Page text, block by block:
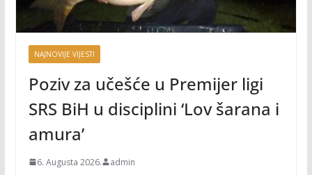
NAJNOVIJE VIJESTI
Poziv za učešće u Premijer ligi
SRS BiH u disciplini ‘Lov šarana i
amura’
6. Augusta 2026. admin